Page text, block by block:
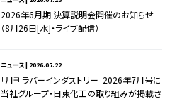
2026年6月期 決算説明会開催のお知らせ
（8月26日[水]・ライブ配信）
ニュース | 2026.07.22
「月刊ラバーインダストリー」2026年7月号に
当社グループ・日東化工の取り組みが掲載さ